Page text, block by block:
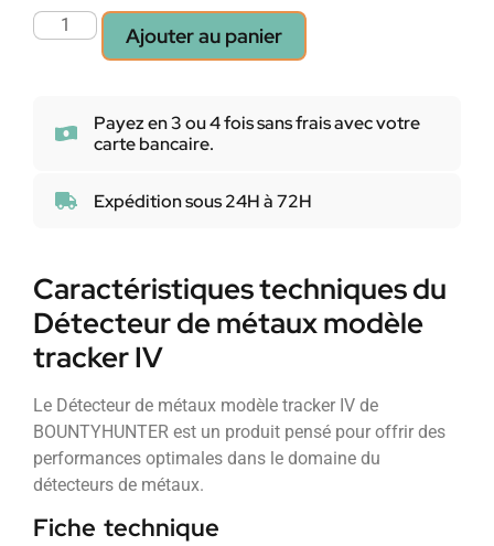
Ajouter au panier
Payez en 3 ou 4 fois sans frais avec votre
carte bancaire.
Expédition sous 24H à 72H
Caractéristiques techniques du
Détecteur de métaux modèle
tracker IV
Le Détecteur de métaux modèle tracker IV de
BOUNTYHUNTER est un produit pensé pour offrir des
performances optimales dans le domaine du
détecteurs de métaux.
Fiche technique